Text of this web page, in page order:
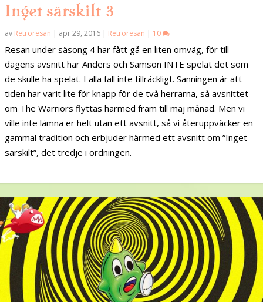
Inget särskilt 3
av Retroresan | apr 29, 2016 | Retroresan | 10
Resan under säsong 4 har fått gå en liten omväg, för till
dagens avsnitt har Anders och Samson INTE spelat det som
de skulle ha spelat. I alla fall inte tillräckligt. Sanningen är att
tiden har varit lite för knapp för de två herrarna, så avsnittet
om The Warriors flyttas härmed fram till maj månad. Men vi
ville inte lämna er helt utan ett avsnitt, så vi återuppväcker en
gammal tradition och erbjuder härmed ett avsnitt om ”Inget
särskilt”, det tredje i ordningen.